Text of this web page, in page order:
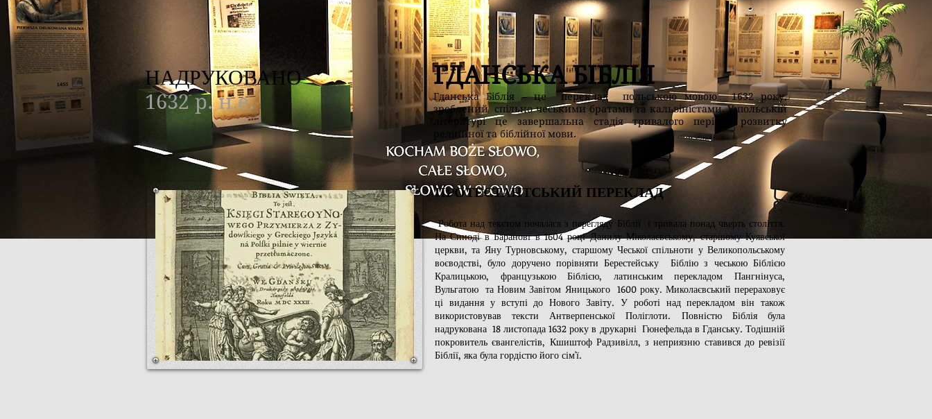
НАДРУКОВАНО
1632 р. н.е.
ГДАНСЬКА БІБЛІЯ
Гданська Біблія – це переклад польською мовою 1632 року,
зроблений спільно чеськими братами та кальвіністами. У польській
літературі це завершальна стадія тривалого періоду розвитку
релігійної та біблійної мови.
ПРОТЕСТАНТСЬКИЙ ПЕРЕКЛАД
Робота над текстом почалася з перегляду Біблії і тривала понад чверть століття.
На Синоді в Баранові в 1604 році Данилу Міколаєвському, старшому Куявської
церкви, та Яну Турновському, старшому Чеської спільноти у Великопольському
воєводстві, було доручено порівняти Берестейську Біблію з чеською Біблією
Кралицькою, французькою Біблією, латинським перекладом Пангнінуса,
Вульгатою та Новим Завітом Яницького 1600 року. Миколаєвський перераховує
ці видання у вступі до Нового Завіту. У роботі над перекладом він також
використовував тексти Антверпенської Поліглоти. Повністю Біблія була
надрукована 18 листопада 1632 року в друкарні Гюнефельда в Гданську. Тодішній
покровитель євангелістів, Кшиштоф Радзивілл, з неприязню ставився до ревізії
Біблії, яка була гордістю його сім'ї.